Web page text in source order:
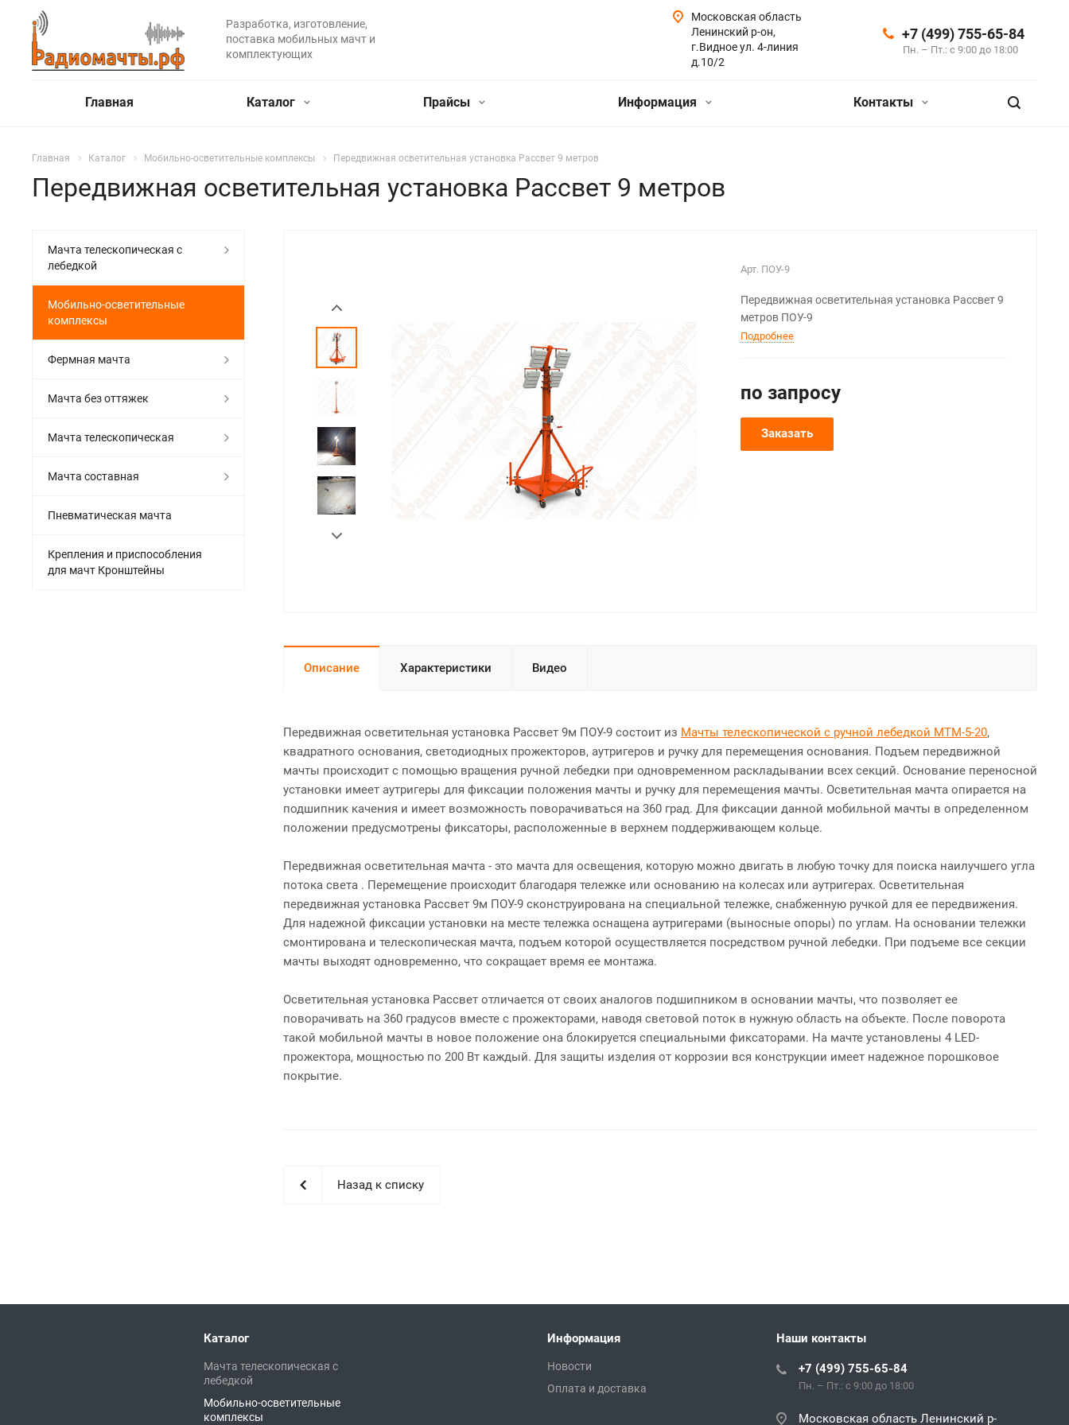
Разработка, изготовление,
поставка мобильных мачт и
комплектующих
+7 (499) 755-65-84
Пн. – Пт.: с 9:00 до 18:00
Московская область
Ленинский р-он,
г.Видное ул. 4-линия
д.10/2
Главная Каталог Прайсы Информация Контакты
Главная Каталог Мобильно-осветительные комплексы Передвижная осветительная установка Рассвет 9 метров
Передвижная осветительная установка Рассвет 9 метров
Арт. ПОУ-9
Передвижная осветительная установка Рассвет 9
метров ПОУ-9
Подробнее
по запросу
Заказать
Описание Характеристики Видео
Передвижная осветительная установка Рассвет 9м ПОУ-9 состоит из Мачты телескопической с ручной лебедкой МТМ-5-20,
квадратного основания, светодиодных прожекторов, аутригеров и ручку для перемещения основания. Подъем передвижной
мачты происходит с помощью вращения ручной лебедки при одновременном раскладывании всех секций. Основание переносной
установки имеет аутригеры для фиксации положения мачты и ручку для перемещения мачты. Осветительная мачта опирается на
подшипник качения и имеет возможность поворачиваться на 360 град. Для фиксации данной мобильной мачты в определенном
положении предусмотрены фиксаторы, расположенные в верхнем поддерживающем кольце.
Передвижная осветительная мачта - это мачта для освещения, которую можно двигать в любую точку для поиска наилучшего угла
потока света . Перемещение происходит благодаря тележке или основанию на колесах или аутригерах. Осветительная
передвижная установка Рассвет 9м ПОУ-9 сконструирована на специальной тележке, снабженную ручкой для ее передвижения.
Для надежной фиксации установки на месте тележка оснащена аутригерами (выносные опоры) по углам. На основании тележки
смонтирована и телескопическая мачта, подъем которой осуществляется посредством ручной лебедки. При подъеме все секции
мачты выходят одновременно, что сокращает время ее монтажа.
Осветительная установка Рассвет отличается от своих аналогов подшипником в основании мачты, что позволяет ее
поворачивать на 360 градусов вместе с прожекторами, наводя световой поток в нужную область на объекте. После поворота
такой мобильной мачты в новое положение она блокируется специальными фиксаторами. На мачте установлены 4 LED-
прожектора, мощностью по 200 Вт каждый. Для защиты изделия от коррозии вся конструкции имеет надежное порошковое
покрытие.
Назад к списку
Мачта телескопическая с
лебедкой
Мобильно-осветительные
комплексы
Фермная мачта
Мачта без оттяжек
Мачта телескопическая
Мачта составная
Пневматическая мачта
Крепления и приспособления
для мачт Кронштейны
Каталог
Мачта телескопическая с
лебедкой
Мобильно-осветительные
комплексы
Информация
Новости
Оплата и доставка
Наши контакты
+7 (499) 755-65-84
Пн. – Пт.: с 9:00 до 18:00
Московская область Ленинский р-